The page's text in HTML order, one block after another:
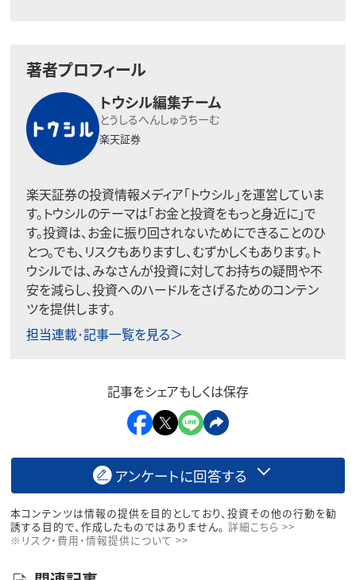
著者プロフィール
トウシル編集チーム
とうしるへんしゅうちーむ
楽天証券
楽天証券の投資情報メディア「トウシル」を運営していま
す。トウシルのテーマは「お金と投資をもっと身近に」で
す。投資は、お金に振り回されないためにできることのひ
とつ。でも、リスクもありますし、むずかしくもあります。ト
ウシルでは、みなさんが投資に対してお持ちの疑問や不
安を減らし、投資へのハードルをさげるためのコンテン
ツを提供します。
担当連載･記事一覧を見る＞
記事をシェアもしくは保存
アンケートに回答する
本コンテンツは情報の提供を目的としており、投資その他の行動を勧
誘する目的で、作成したものではありません。 詳細こちら >>
※リスク・費用・情報提供について >>